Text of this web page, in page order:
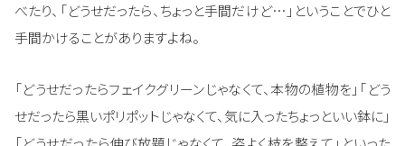
べたり、「どうせだったら、ちょっと手間だけど…」ということでひと
手間かけることがありますよね。
「どうせだったらフェイクグリーンじゃなくて、本物の植物を」「どう
せだったら黒いポリポットじゃなくて、気に入ったちょっといい鉢に」